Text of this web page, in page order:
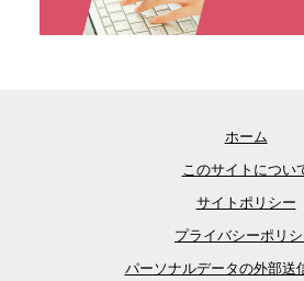
ホーム
このサイトについ
サイトポリシー
プライバシーポリ
パーソナルデータの外部送